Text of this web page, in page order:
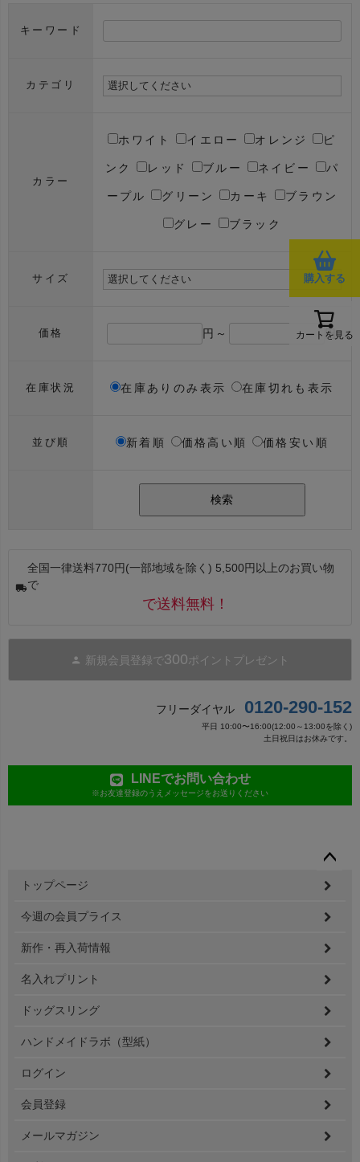
購入する
カートを見る
キーワード
カテゴリ
カラー
ホワイト イエロー オレンジ ピ
ンク レッド ブルー ネイビー パ
ープル グリーン カーキ ブラウン
グレー ブラック
サイズ
価格 円～ 円
在庫状況 在庫ありのみ表示 在庫切れも表示
並び順 新着順 価格高い順 価格安い順
検索
全国一律送料770円(一部地域を除く) 5,500円以上のお買い物
で
で送料無料！
新規会員登録で300ポイントプレゼント
フリーダイヤル 0120-290-152
平日 10:00〜16:00(12:00～13:00を除く)
土日祝日はお休みです。
LINEでお問い合わせ
※お友達登録のうえメッセージをお送りください
ペー
ップ
トップページ
今週の会員プライス
新作・再入荷情報
名入れプリント
ドッグスリング
ハンドメイドラボ（型紙）
ログイン
会員登録
メールマガジン